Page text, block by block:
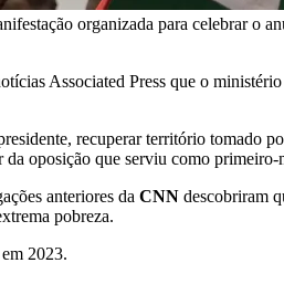
organizada para celebrar o
Associated Press que o
recuperar território tomado
oposição que serviu como
anteriores da CNN descobriram
pobreza.
2023.